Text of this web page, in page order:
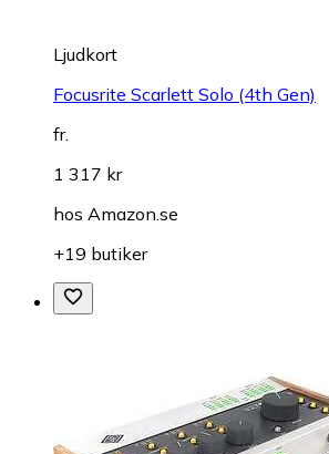
Ljudkort
Focusrite Scarlett Solo (4th Gen)
fr.
1 317 kr
hos Amazon.se
+19 butiker